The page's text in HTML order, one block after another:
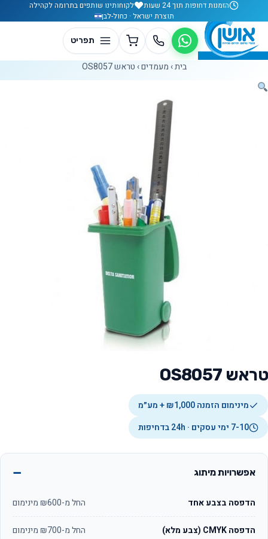
דלג לתוכןהזמנות דחופות תוך 24 שעות
לקוחותינו שותפים בתרומה לקהילה
תוצרת ישראל · כחול-לבן
בית› מעמדים› טראש OS8057
טראש OS8057
מינימום הזמנה ₪1,000 + מע״מ
7-10 ימי עסקים · 24h בדחיפות
אפשרויות מיתוג
הדפסה בצבע אחד החל מ-₪600 מינימום
הדפסה CMYK (צבע מלא) החל מ-₪700 מינימום